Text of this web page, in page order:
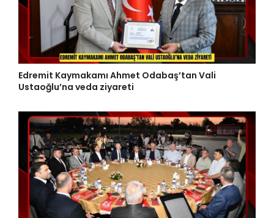
Edremit Kaymakamı Ahmet Odabaş’tan Vali
Ustaoğlu’na veda ziyareti